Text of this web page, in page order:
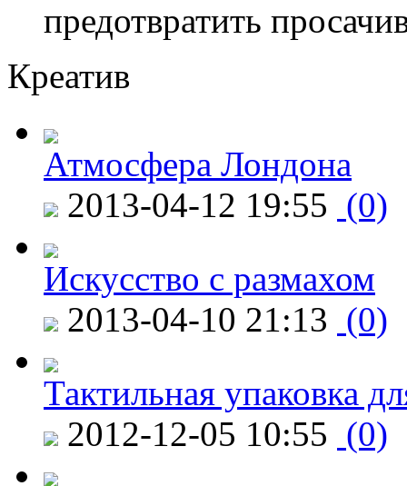
предотвратить
Креатив
Атмосфера Лондона
2013-04-12 19:55 (0)
Искусство с размахом
2013-04-10 21:13 (0)
Тактильная упаковка
2012-12-05 10:55 (0)